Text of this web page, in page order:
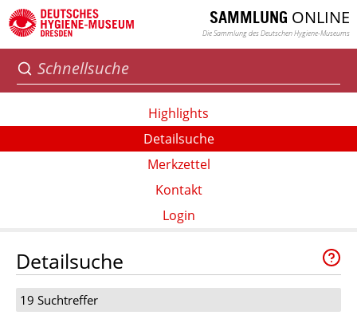
SAMMLUNG ONLINE
Die Sammlung des Deutschen Hygiene-Museums
Highlights
Detailsuche
Merkzettel
Kontakt
Login
Detailsuche
19 Suchtreffer